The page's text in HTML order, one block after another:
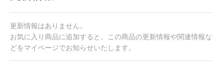
更新情報はありません。
お気に入り商品に追加すると、この商品の更新情報や関連情報な
どをマイページでお知らせいたします。